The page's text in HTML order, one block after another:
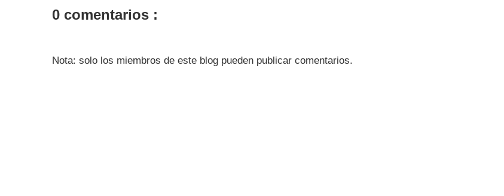
0 comentarios :
Nota: solo los miembros de este blog pueden publicar comentarios.